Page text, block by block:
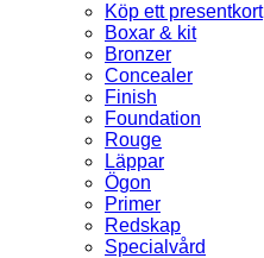
Köp ett presentkort
Boxar & kit
Bronzer
Concealer
Finish
Foundation
Rouge
Läppar
Ögon
Primer
Redskap
Specialvård